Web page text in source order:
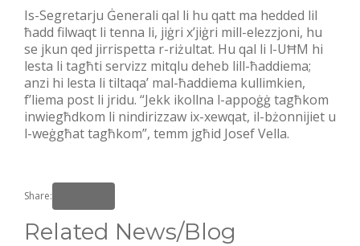
Is-Segretarju Ġenerali qal li hu qatt ma hedded lil
ħadd filwaqt li tenna li, jiġri x’jiġri mill-elezzjoni, hu
se jkun qed jirrispetta r-riżultat. Hu qal li l-UĦM hi
lesta li tagħti servizz mitqlu deheb lill-ħaddiema;
anzi hi lesta li tiltaqa’ mal-ħaddiema kullimkien,
f’liema post li jridu. “Jekk ikollna l-appoġġ tagħkom
inwiegħdkom li nindirizzaw ix-xewqat, il-bżonnijiet u
l-weġgħat tagħkom”, temm jgħid Josef Vella.
Share:
Related News/Blog